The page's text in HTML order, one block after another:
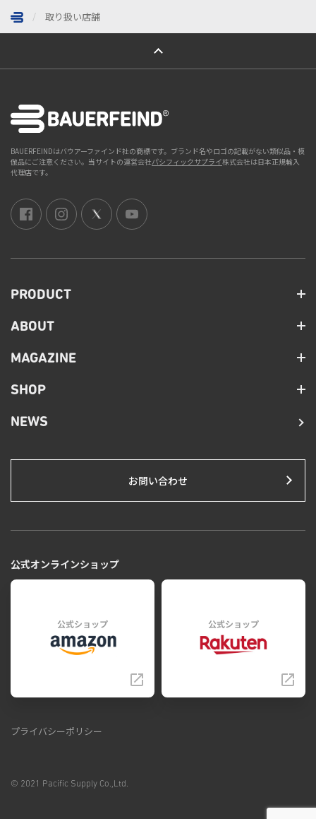
取り扱い店舗
ページトップへ
BAUERFEINDはバウアーファインド社の商標です。ブランド名やロゴの記載がない類似品・模
倣品にご注意ください。当サイトの運営会社パシフィックサプライ株式会社は日本正規輸入
代理店です。
PRODUCT
ABOUT
MAGAZINE
SHOP
NEWS
お問い合わせ
公式オンラインショップ
公式ショップ 公式ショップ
プライバシーポリシー
© 2021 Pacific Supply Co.,Ltd.